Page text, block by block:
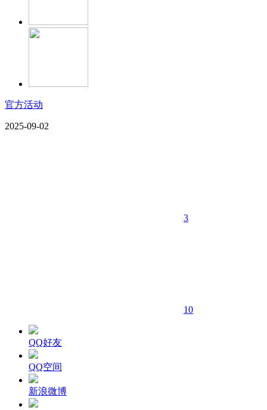
官方活动
2025-09-02
3
10
QQ好友
QQ空间
新浪微博